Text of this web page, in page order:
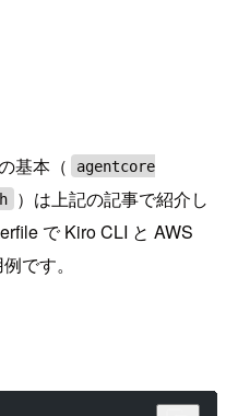
基本（
agentcore
）は上記の記事で紹介し
で Kiro CLI と AWS
です。